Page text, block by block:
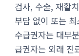
검사, 수술, 재활
부담 없이 또는
수급권자는 대부
급권자는 외래